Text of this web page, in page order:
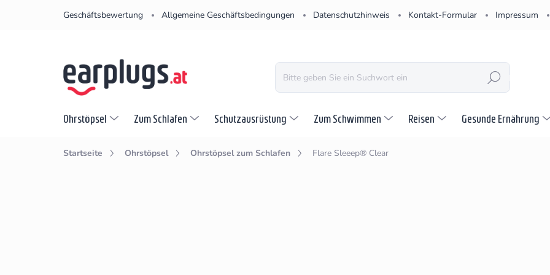
Geschäftsbewertung Allgemeine Geschäftsbedingungen Datenschutzhinweis Kontakt-Formular Impressum
SUCHEN
Ohrstöpsel Zum Schlafen Schutzausrüstung Zum Schwimmen Reisen Gesunde Ernährung
Startseite Ohrstöpsel Ohrstöpsel zum Schlafen Flare Sleeep® Clear